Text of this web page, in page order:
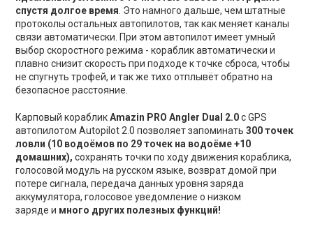
спустя долгое время . Это намного дальше, чем штатные
протоколы остальных автопилотов, так как меняет каналы
связи автоматически. При этом автопилот имеет умный
выбор скоростного режима - кораблик автоматически и
плавно снизит скорость при подходе к точке сброса, чтобы
не спугнуть трофей, и так же тихо отплывёт обратно на
безопасное расстояние.
Карповый корабликAmazin PRO Angler Dual 2.0с GPS
автопилотом Autopilot 2.0 позволяет запоминать300 точек
ловли (10 водоёмов по 29 точек на водоёме +10
домашних), сохранять точки по ходу движения кораблика,
голосовой модуль на русском языке, возврат домой при
потере сигнала, передача данных уровня заряда
аккумулятора, голосовое уведомление о низком
заряде и много других полезных функций!